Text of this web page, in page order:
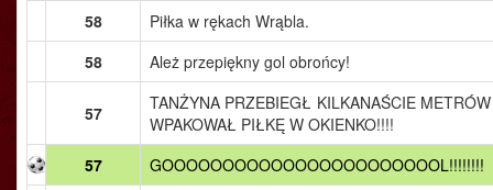
58
Piłka w rękach Wrąbla.
58
Ależ przepiękny gol obrońcy!
57
TANŻYNA PRZEBIEGŁ KILKANAŚCIE
WPAKOWAŁ PIŁKĘ W OKIENKO!!!!
57
GOOOOOOOOOOOOOOOOOOOOOOOL!!!!!!!!